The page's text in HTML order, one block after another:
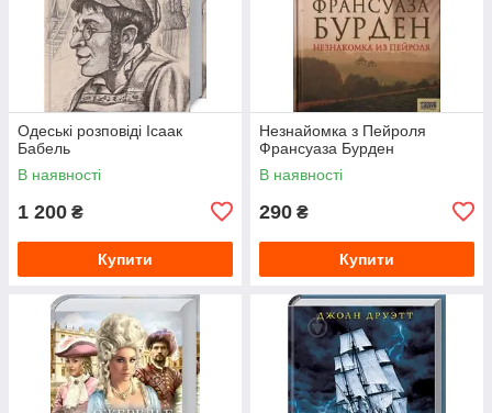
Одеські розповіді Ісаак
Бабель
В наявності
1 200 ₴
Купити
Незнайомка з Пейроля
Франсуаза Бурден
В наявності
290 ₴
Купити